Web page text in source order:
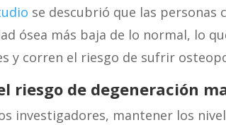
se descubrió que las personas
ósea más baja de lo normal, lo
y corren el riesgo de sufrir
riesgo de degeneración
investigadores, mantener los